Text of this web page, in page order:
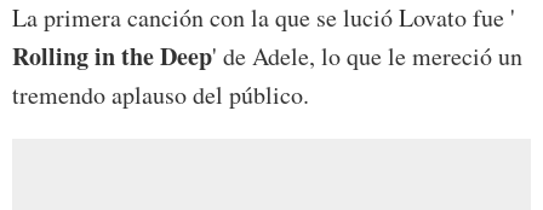
La primera canción con la que se lució Lovato fue '
Rolling in the Deep' de Adele, lo que le mereció un
tremendo aplauso del público.